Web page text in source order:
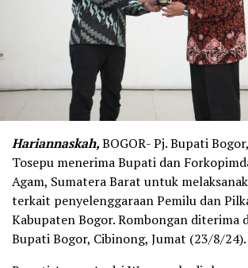
Hariannaskah,BOGOR- Pj. Bupati
Tosepu menerima Bupati dan
Agam, Sumatera Barat untuk
terkait penyelenggaraan Pemilu dan
Kabupaten Bogor. Rombongan diterima
Bupati Bogor, Cibinong, Jumat (23/8/24).